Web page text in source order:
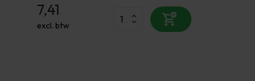
7,41
excl. btw